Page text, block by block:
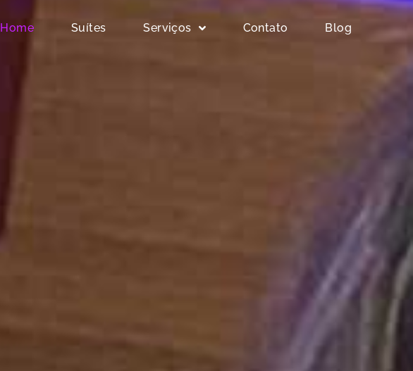
Home Suítes Serviços Contato Blog